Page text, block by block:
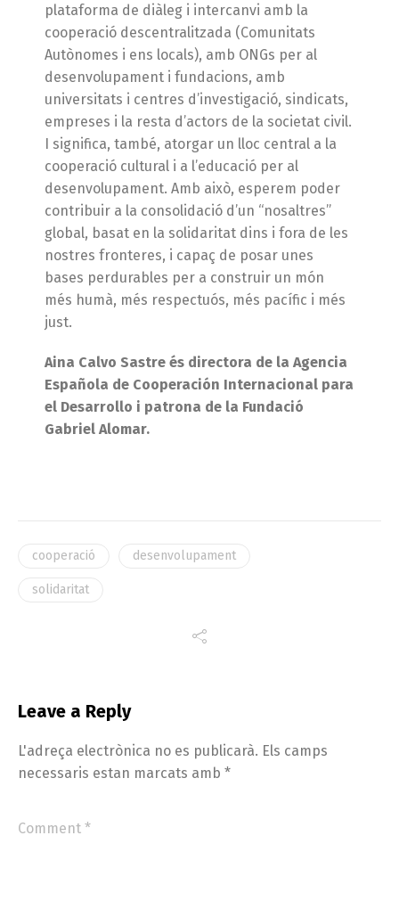
plataforma de diàleg i intercanvi amb la
cooperació descentralitzada (Comunitats
Autònomes i ens locals), amb ONGs per al
desenvolupament i fundacions, amb
universitats i centres d’investigació, sindicats,
empreses i la resta d’actors de la societat civil.
I significa, també, atorgar un lloc central a la
cooperació cultural i a l’educació per al
desenvolupament. Amb això, esperem poder
contribuir a la consolidació d’un “nosaltres”
global, basat en la solidaritat dins i fora de les
nostres fronteres, i capaç de posar unes
bases perdurables per a construir un món
més humà, més respectuós, més pacífic i més
just.
Aina Calvo Sastre és directora de la Agencia
Española de Cooperación Internacional para
el Desarrollo i patrona de la Fundació
Gabriel Alomar.
cooperació desenvolupament
solidaritat
Leave a Reply
L'adreça electrònica no es publicarà. Els camps
necessaris estan marcats amb *